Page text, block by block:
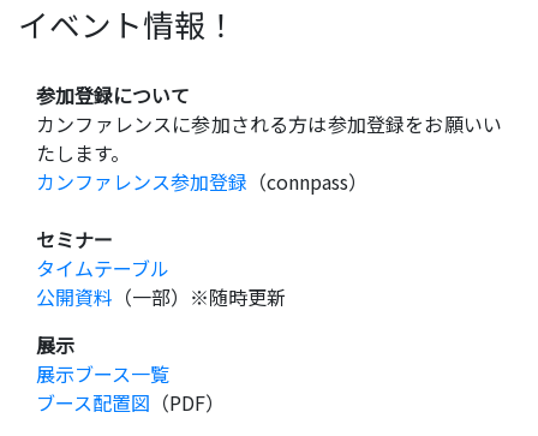
イベント情報！
参加登録について
カンファレンスに参加される方は参加登録をお願いい
たします。
カンファレンス参加登録 （connpass）
セミナー
タイムテーブル
公開資料 （一部）※随時更新
展示
展示ブース一覧
ブース配置図 （PDF）